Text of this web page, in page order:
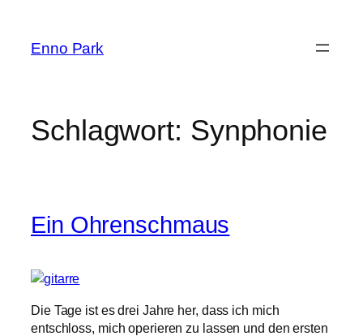
springen
Enno Park
Schlagwort: Synphonie
Ein Ohrenschmaus
Die Tage ist es drei Jahre her, dass ich mich
entschloss, mich operieren zu lassen und den ersten